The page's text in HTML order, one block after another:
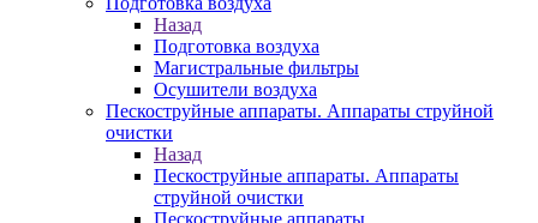
Назад
Подготовка воздуха
Магистральные фильтры
Осушители воздуха
Пескоструйные аппараты. Аппараты струйной
очистки
Назад
Пескоструйные аппараты. Аппараты
струйной очистки
Пескоструйные аппараты